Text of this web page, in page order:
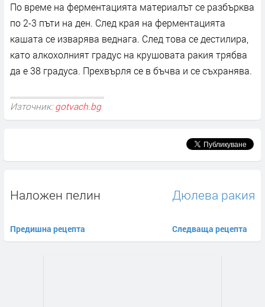
По време на ферментацията материалът се разбърква
по 2-3 пъти на ден. След края на ферментацията
кашата се изварява веднага. След това се дестилира,
като алкохолният градус на крушовата ракия трябва
да е 38 градуса. Прехвърля се в бъчва и се съхранява.
Източник: gotvach.bg
Наложен пелин
Предишна рецепта
Дюлева ракия
Следваща рецепта